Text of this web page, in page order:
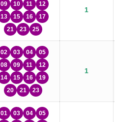
09
10 11
12
13
15 16
17
21
23 25
1
02 03 04
05
08
09 11
12
14
15 16
19
20
21 23
1
01 03 04
05